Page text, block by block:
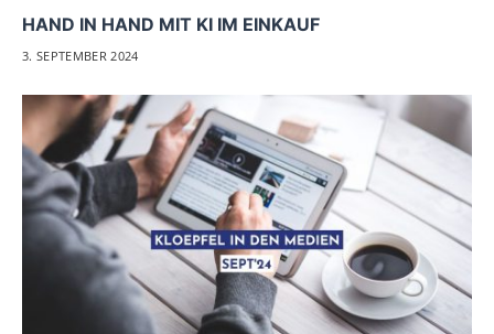
HAND IN HAND MIT KI IM EINKAUF
3. SEPTEMBER 2024